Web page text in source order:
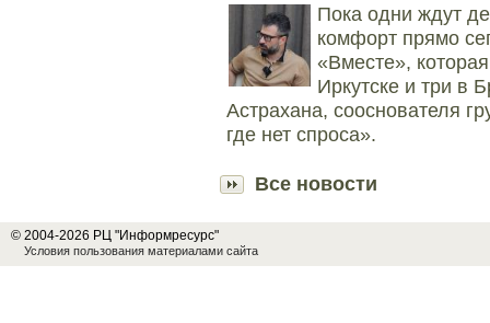
Пока одни ждут
комфорт прямо
«Вместе»,
Иркутске и три в
Астрахана, сооснователя
где нет спроса».
Все новости
© 2004-2026 РЦ "Информресурс"
Условия пользования материалами сайта